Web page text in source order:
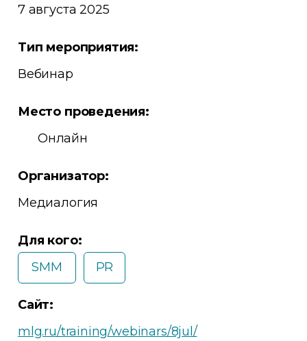
7 августа 2025
Тип мероприятия:
Вебинар
Место проведения:
Онлайн
Организатор:
Медиалогия
Для кого:
SMM
PR
Сайт:
mlg.ru/training/webinars/8jul/